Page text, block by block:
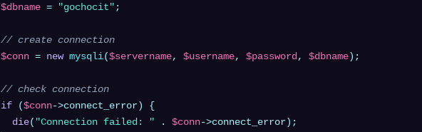
$dbname = "gochocit" ;
// create connection
$conn = new mysqli( $servername, $username, $password, $dbname );
// check connection
if ( $conn->connect_error) {
die( "Connection failed: " . $conn->connect_error);